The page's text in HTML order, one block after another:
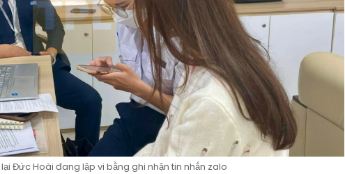
Đức Hoài đang lập vi bằng ghi nhận tin nhắn zalo